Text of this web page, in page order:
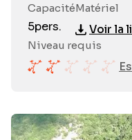
Capacité
5pers.
Matériel
Voir la
Niveau requis